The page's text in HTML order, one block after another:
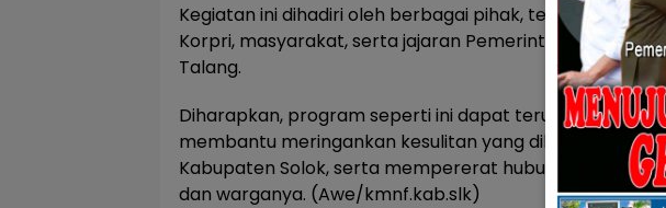
Kegiatan ini dihadiri oleh berbagai pihak, termasuk
Korpri, masyarakat, serta jajaran Pemerintah
Talang.
Diharapkan, program seperti ini dapat terus berlanjut
membantu meringankan kesulitan yang dihadapi oleh
Kabupaten Solok, serta mempererat hubungan antara
dan warganya. (Awe/kmnf.kab.slk)